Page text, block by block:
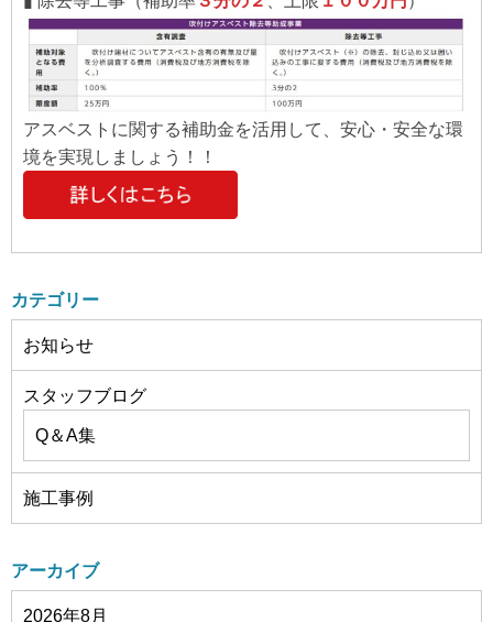
アスベストに関する補助金を活用して、安心・安全な環
境を実現しましょう！！
カテゴリー
お知らせ
スタッフブログ
Q＆A集
施工事例
アーカイブ
2026年8月